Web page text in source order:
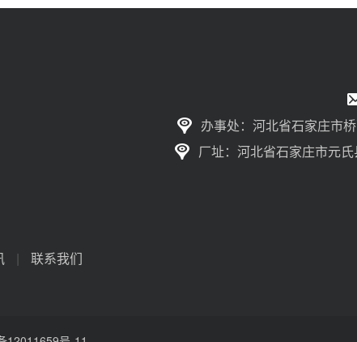
办事处：河北省石家庄市
厂址：河北省石家庄市元
| 联系我们